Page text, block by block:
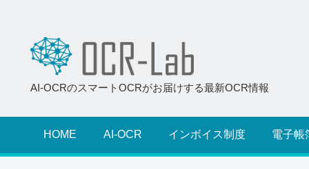
AI-OCRのスマートOCRがお届けする最新OCR情報
HOME AI-OCR インボイス制度 電子帳